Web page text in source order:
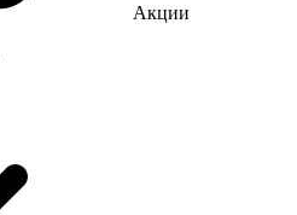
Акции